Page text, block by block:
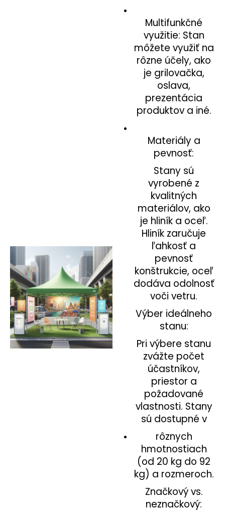
Multifunkčné
využitie: Stan
môžete využiť na
rôzne účely, ako
je grilovačka,
oslava,
prezentácia
produktov a iné.
Materiály a
pevnosť:
Stany sú
vyrobené z
kvalitných
materiálov, ako
je hliník a oceľ.
Hliník zaručuje
ľahkosť a
pevnosť
konštrukcie, oceľ
dodáva odolnosť
voči vetru.
Výber ideálneho
stanu:
Pri výbere stanu
zvážte počet
účastníkov,
priestor a
požadované
vlastnosti. Stany
sú dostupné v
rôznych
hmotnostiach
(od 20 kg do 92
kg) a rozmeroch.
Značkový vs.
neznačkový: